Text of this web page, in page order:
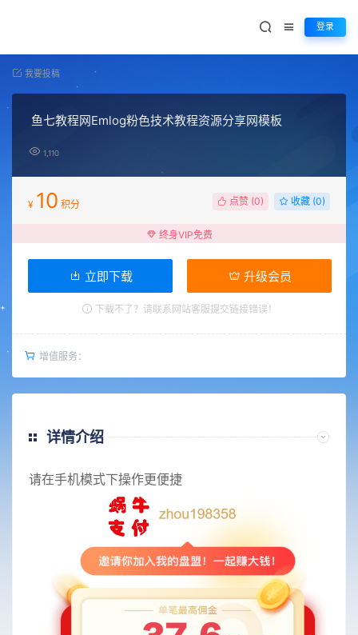
登录
我要投稿
鱼七教程网Emlog粉色技术教程资源分享网模板
1,110
¥ 10 积分 点赞 (0) 收藏 (0)
终身VIP免费
立即下载 升级会员
下载不了？请联系网站客服提交链接错误！
增值服务：
详情介绍
请在手机模式下操作更便捷